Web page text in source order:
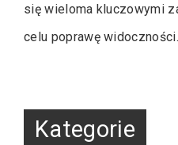
się wieloma kluczowymi
celu poprawę
Kategorie